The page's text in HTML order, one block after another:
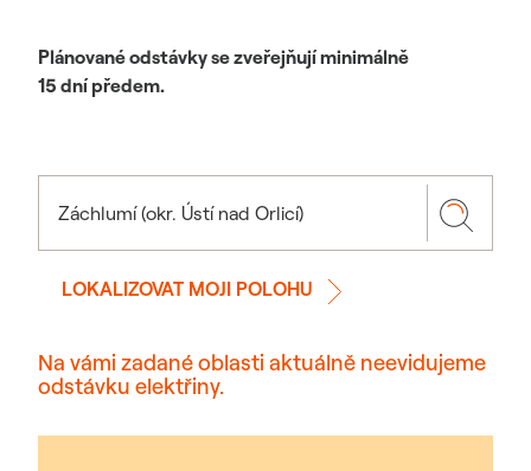
Plánované odstávky se zveřejňují minimálně
15 dní předem.
LOKALIZOVAT MOJI POLOHU
Na vámi zadané oblasti aktuálně neevidujeme
odstávku elektřiny.